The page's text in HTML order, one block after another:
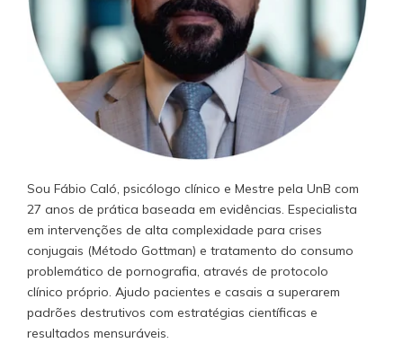
Sou Fábio Caló, psicólogo clínico e Mestre pela UnB com
27 anos de prática baseada em evidências. Especialista
em intervenções de alta complexidade para crises
conjugais (Método Gottman) e tratamento do consumo
problemático de pornografia, através de protocolo
clínico próprio. Ajudo pacientes e casais a superarem
padrões destrutivos com estratégias científicas e
resultados mensuráveis.